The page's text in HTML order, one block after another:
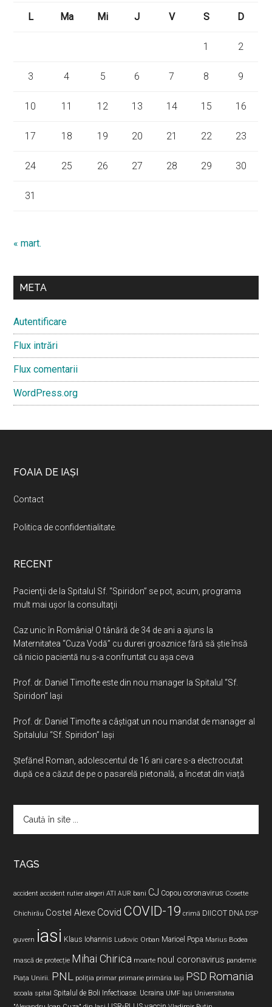
L
Ma Mi J V S D
1 2
3 4 5 6 7 8 9
10 11 12 13 14 15 16
17 18 19 20 21 22 23
24 25 26 27 28 29 30
31
« mart.
META
Autentificare
Flux intrări
Flux comentarii
WordPress.org
Footer
FOAIA DE IAȘI
Contact
Politica de confidentialitate
RECENT
Pacienţii de la Spitalul Sf. “Spiridon” se pot, acum, programa
mult mai uşor la consultaţii
Caz unic în România! O tânără de 34 de ani a ajuns la
Maternitatea “Cuza Vodă” cu dureri groaznice fără să ştie însă
că nicio pacientă nu s-a confruntat cu așa ceva
Prof. dr. Daniel Timofte este din nou manager la Spitalul “Sf.
Spiridon” Iaşi
Prof. dr. Daniel Timofte a câștigat un nou mandat de manager al
Spitalului “Sf. Spiridon” Iași
Ştefănel Roman, adolescentul de 16 ani care s-a electrocutat
după ce a căzut de pe o pasarelă pietonală, a încetat din viață
TAGS
accident accident rutier alegeri ATI AUR bani CJ Copou coronavirus Cosette
Chichirău Costel Alexe Covid COVID-19 crimă DIICOT DNA DSP
guvern iasi Klaus Iohannis Ludovic Orban Maricel Popa Marius Bodea
mască de protecție Mihai Chirica moarte noul coronavirus pandemie
Piața Unirii. PNL poliția primar primarie primăria Iași PSD Romania
scoala spital Spitalul de Boli Infectioase. Ucraina UMF Iași Universitatea